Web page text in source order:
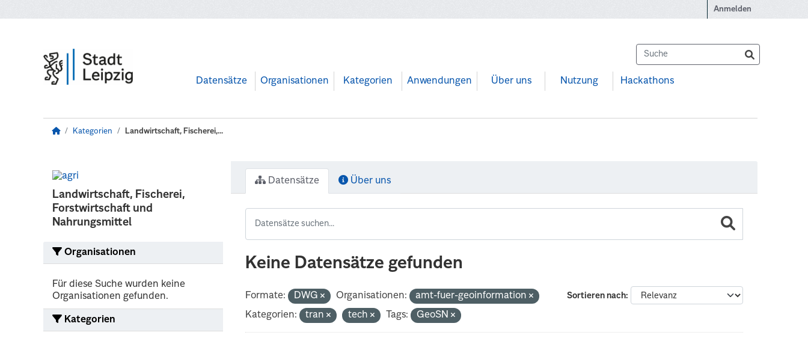
Anmelden
Datensätze Organisationen Kategorien Anwendungen Über uns Nutzung Hackathons
Kategorien Landwirtschaft, Fischerei,...
Landwirtschaft, Fischerei,
Forstwirtschaft und
Nahrungsmittel
Organisationen
Für diese Suche wurden keine
Organisationen gefunden.
Kategorien
Datensätze Über uns
Keine Datensätze gefunden
Sortieren nach
Formate: DWG Organisationen:
amt-fuer-geoinformation
Kategorien:
tran tech Tags: GeoSN